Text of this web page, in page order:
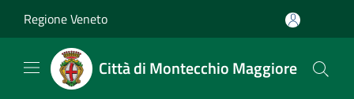
Regione Veneto
Città di Montecchio Maggiore